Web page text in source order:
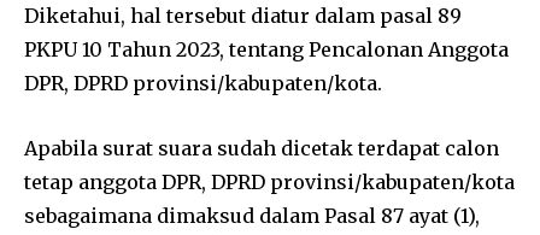
Diketahui, hal tersebut diatur dalam pasal 89
PKPU 10 Tahun 2023, tentang Pencalonan Anggota
DPR, DPRD provinsi/kabupaten/kota.
Apabila surat suara sudah dicetak terdapat calon
tetap anggota DPR, DPRD provinsi/kabupaten/kota
sebagaimana dimaksud dalam Pasal 87 ayat (1),